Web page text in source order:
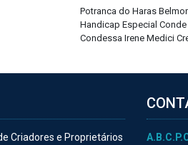
Potranca do Haras
Handicap Especial Conde
Condessa Irene Medici
Criadores e Proprietários